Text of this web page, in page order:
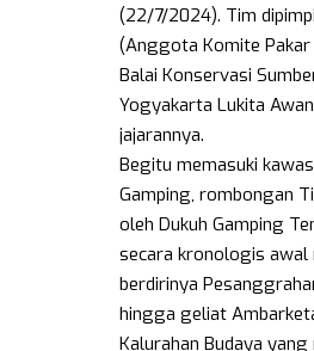
(22/7/2024). Tim
(Anggota Komite Pakar
Balai Konservasi
Yogyakarta Lukita
jajarannya.
Begitu memasuki
Gamping, rombongan
oleh Dukuh Gamping
secara kronologis awal
berdirinya
hingga geliat
Kalurahan Budaya